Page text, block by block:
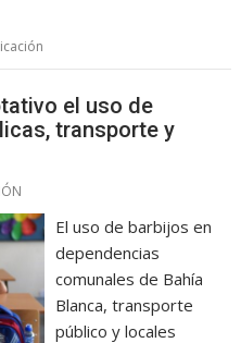
el uso de
transporte y
El uso de barbijos en
dependencias
comunales de Bahía
Blanca, transporte
público y locales